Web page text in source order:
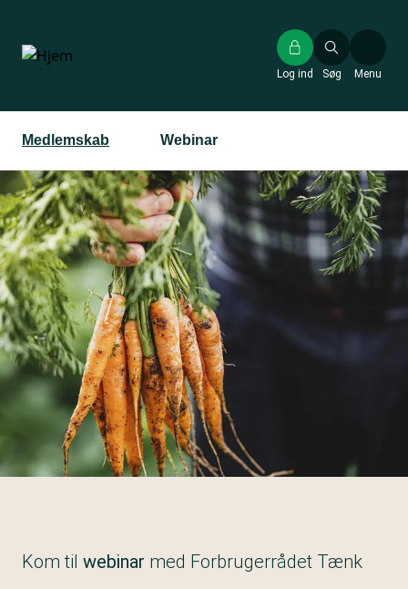
hovedindhold
Søg
Log ind Menu
Medlemskab Webinar
Kom til webinar med Forbrugerrådet Tænk